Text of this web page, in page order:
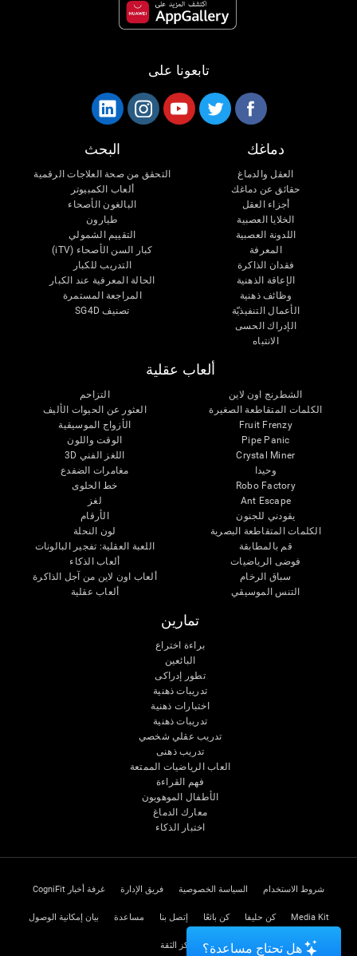
تابعونا على
دماغك
العقل والدماغ
حقائق عن دماغك
أجزاء العقل
الخلايا العصبية
اللدونة العصبية
المعرفة
فقدان الذاكرة
الإعاقة الذهنية
وظائف ذهنية
الأعمال التنفيذيّة
الإدراك الحسى
الانتباه
البحث
التحقق من صحة العلاجات الرقمية
ألعاب الكمبيوتر
البالغون الأصحاء
طيارون
التقييم الشمولي
كبار السن الأصحاء (iTV)
التدريب للكبار
الحالة المعرفية عند الكبار
المراجعة المستمرة
تصنيف SG4D
ألعاب عقلية
الشطرنج اون لاين
الكلمات المتقاطعة الصغيرة
Fruit Frenzy
Pipe Panic
Crystal Miner
وحيدا
Robo Factory
Ant Escape
يقودني للجنون
الكلمات المتقاطعة البصرية
قم بالمطابقة
فوضى الرياضيات
سباق الرخام
التنس الموسيقي
التزاحم
العثور عن الحيوات الأليف
الأزواج الموسيقية
الوقت واللون
اللغز الفني 3D
مغامرات الضفدع
خط الحلوى
لغز
الأرقام
لون النحلة
اللعبة العقلية: تفجير البالونات
ألعاب الذكاء
ألعاب اون لاين من آجل الذاكرة
ألعاب عقلية
تمارين
براءة اختراع
البائعين
تطور إدراكى
تدريبات ذهنية
اختبارات ذهنية
تدريبات ذهنية
تدريب عقلي شخصي
تدريب ذهنى
العاب الرياضيات الممتعة
فهم القراءة
الأطفال الموهوبون
معارك الدماغ
اختبار الذكاء
شروط الاستخدام السياسة الخصوصية فريق الإدارة غرفة أخبار CogniFit
Media Kit كن حليفا كن بائعًا إتصل بنا مساعدة بيان إمكانية الوصول
مركز الثقة هل تحتاج مساعدة؟